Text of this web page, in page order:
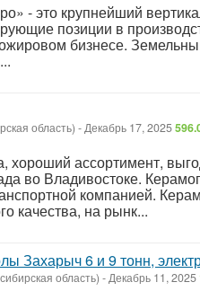
- это крупнейший
позиции в
бизнесе.
область) - Декабрь 17, 2025
хороший ассортимент,
во Владивостоке.
компанией.
качества, на рынк...
Захарыч 6 и 9 тонн,
область) - Декабрь 11, 2025